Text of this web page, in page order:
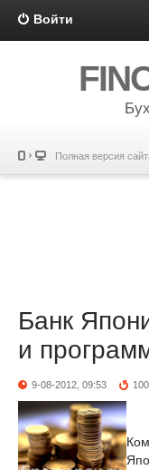
Войти
Полная версия
Банк
и
9-08-2012, 09:53